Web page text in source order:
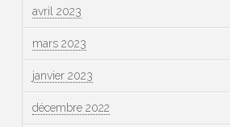
avril 2023
mars 2023
janvier 2023
décembre 2022